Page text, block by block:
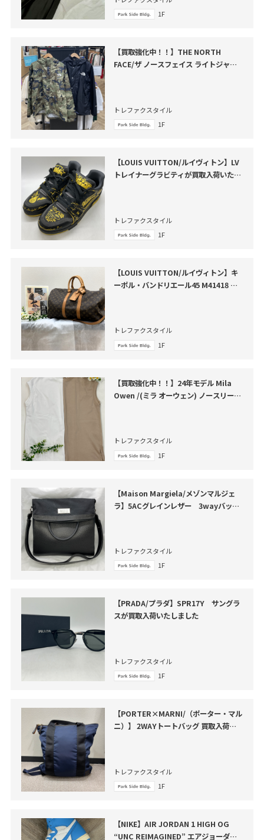
1F
【買取強化中！！】THE NORTH
FACE/ザ ノースフェイス ライトジャケ
トレファクスタイル
1F
【LOUIS VUITTON/ルイヴィトン】LV
トレイナーグラビティが買取入荷いたし
トレファクスタイル
1F
【LOUIS VUITTON/ルイヴィトン】キ
ーポル・バンドリエール45 M41418 が
トレファクスタイル
1F
【買取強化中！！】24年モデル Mila
Owen /(ミラ オーウェン) ノースリーブ
トレファクスタイル
1F
【Maison Margiela/メゾンマルジェ
ラ】5ACグレインレザー 3wayバッグ
トレファクスタイル
1F
【PRADA/プラダ】SPR17Y サングラ
スが買取入荷いたしました
トレファクスタイル
1F
【PORTER×MARNI/（ポーター・マル
ニ）】 2WAYトートバッグ 買取入荷し
トレファクスタイル
1F
【NIKE】AIR JORDAN 1 HIGH OG
“UNC REIMAGINED” エアジョーダン